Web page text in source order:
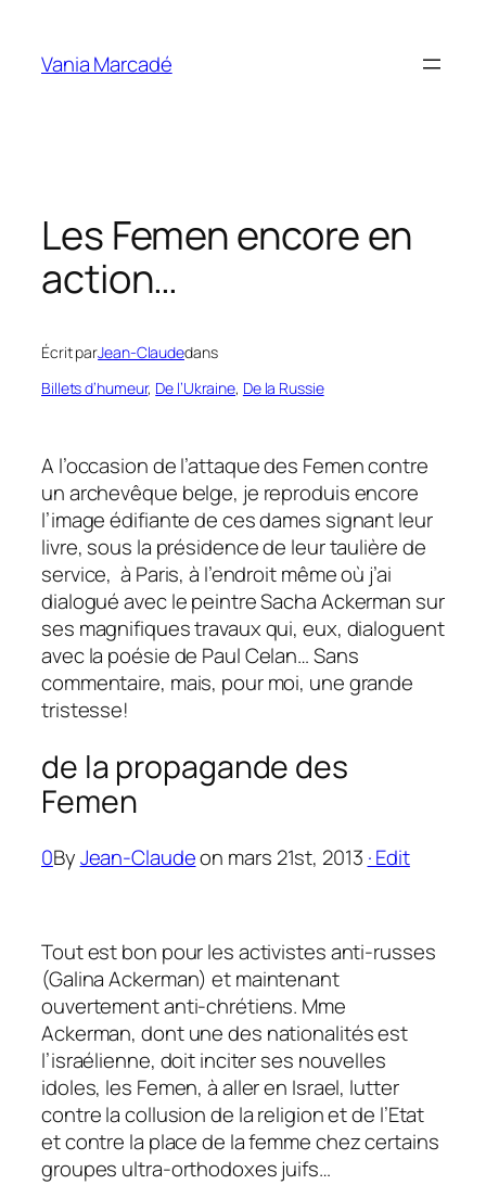
contenu
Vania Marcadé
Les Femen encore en
action…
Écrit parJean-Claudedans
Billets d’humeur, De l’Ukraine, De la Russie
A l’occasion de l’attaque des Femen contre
un archevêque belge, je reproduis encore
l’image édifiante de ces dames signant leur
livre, sous la présidence de leur taulière de
service, à Paris, à l’endroit même où j’ai
dialogué avec le peintre Sacha Ackerman sur
ses magnifiques travaux qui, eux, dialoguent
avec la poésie de Paul Celan… Sans
commentaire, mais, pour moi, une grande
tristesse!
de la propagande des
Femen
0ByJean-Claudeon mars 21st, 2013 · Edit
Tout est bon pour les activistes anti-russes
(Galina Ackerman) et maintenant
ouvertement anti-chrétiens. Mme
Ackerman, dont une des nationalités est
l’israélienne, doit inciter ses nouvelles
idoles, les Femen, à aller en Israel, lutter
contre la collusion de la religion et de l’Etat
et contre la place de la femme chez certains
groupes ultra-orthodoxes juifs…